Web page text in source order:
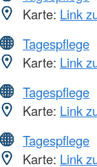
Karte: Link
Tagespflege
Karte: Link
Tagespflege
Karte: Link
Tagespflege
Karte: Link